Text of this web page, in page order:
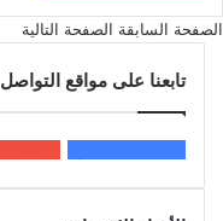
الصفحة السابقة الصفحة التالية
تابعنا على مواقع التواصل